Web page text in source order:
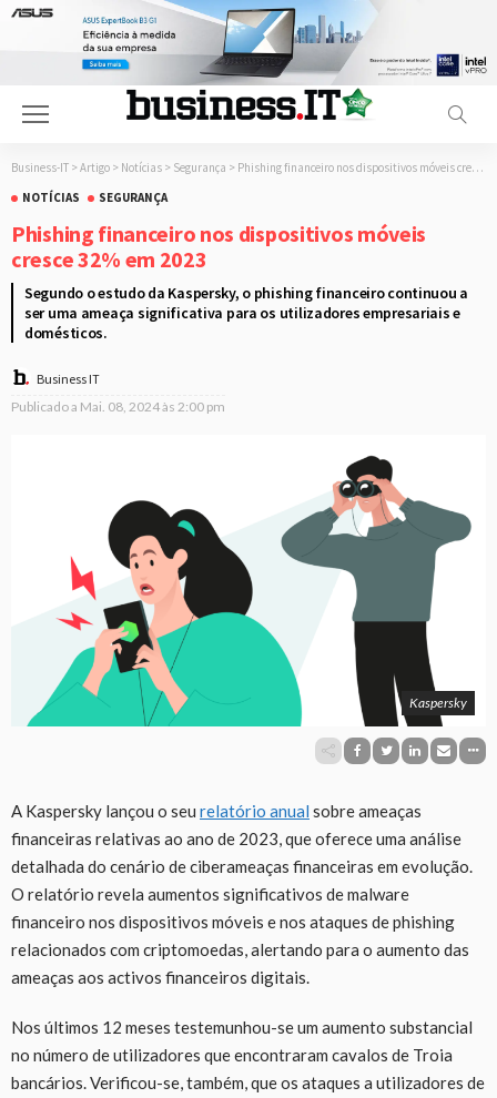
Business-IT > Artigo > Notícias > Segurança > Phishing financeiro nos dispositivos móveis cresce 32% em 2023
NOTÍCIAS
SEGURANÇA
Phishing financeiro nos dispositivos móveis
cresce 32% em 2023
Segundo o estudo da Kaspersky, o phishing financeiro continuou a
ser uma ameaça significativa para os utilizadores empresariais e
domésticos.
Business IT
Publicado a Mai. 08, 2024 às 2:00 pm
Kaspersky
A Kaspersky lançou o seu relatório anual sobre ameaças
financeiras relativas ao ano de 2023, que oferece uma análise
detalhada do cenário de ciberameaças financeiras em evolução.
O relatório revela aumentos significativos de malware
financeiro nos dispositivos móveis e nos ataques de phishing
relacionados com criptomoedas, alertando para o aumento das
ameaças aos activos financeiros digitais.
Nos últimos 12 meses testemunhou-se um aumento substancial
no número de utilizadores que encontraram cavalos de Troia
bancários. Verificou-se, também, que os ataques a utilizadores de